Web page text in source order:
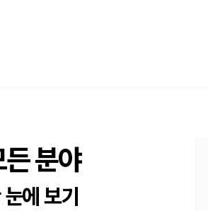
분야
에 보기